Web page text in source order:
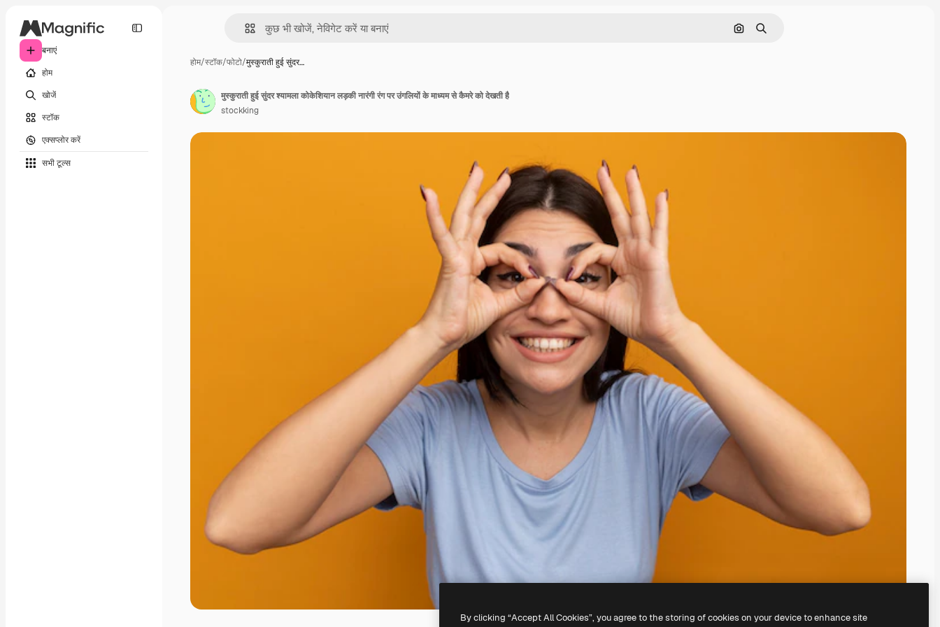
बनाएं
होम
खोजें
स्टॉक
एक्सप्लोर करें
सभी टूल्‍स
इमेज से खोजें
खोजें
होम/स्टॉक/फोटो/मुस्कुराती हुई सुंदर…
मुस्कुराती हुई सुंदर श्यामला कोकेशियान लड़की नारंगी रंग पर उंगलियों के माध्यम से कैमरे को देखती है
stockking
By clicking “Accept All Cookies”, you agree to the storing of cookies on your device to enhance site